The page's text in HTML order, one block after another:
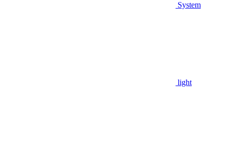
System
light